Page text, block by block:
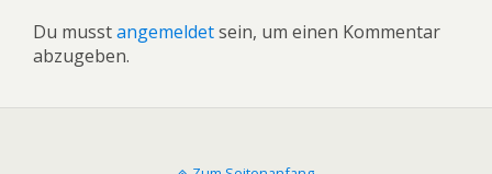
Du musstangemeldetsein, um einen Kommentar
abzugeben.